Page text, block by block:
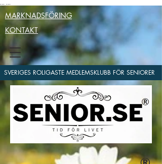
MARKNADSFÖRING
KONTAKT
SVERIGES ROLIGASTE MEDLEMSKLUBB FÖR SENIORER